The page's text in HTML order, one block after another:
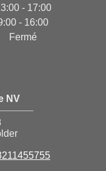
- 17:00
- 16:00
Fermé
NV